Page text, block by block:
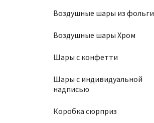
Воздушные шары из фольги
Воздушные шары Хром
Шары с конфетти
Шары с индивидуальной
надписью
Коробка сюрприз